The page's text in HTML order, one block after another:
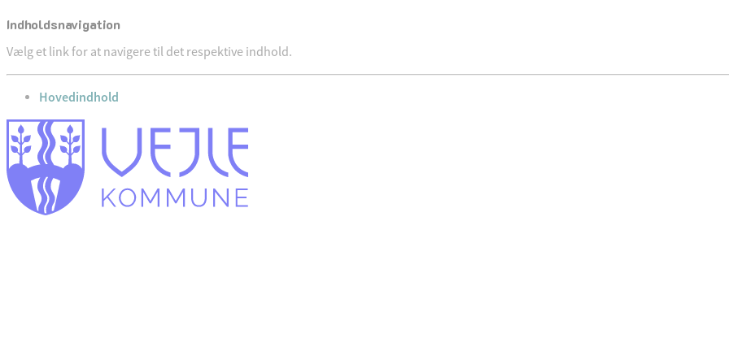
Indholdsnavigation
Vælg et link for at navigere til det respektive indhold.
gå til
Hovedindhold